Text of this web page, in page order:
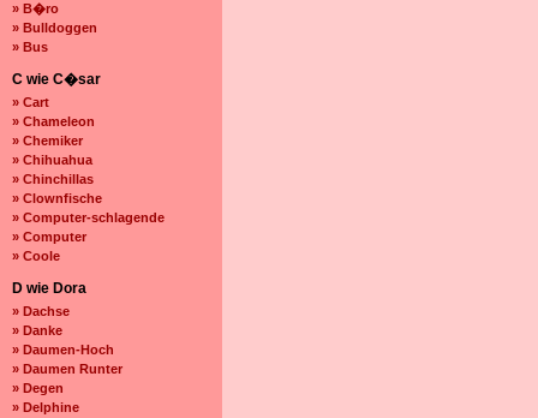
» B�ro
» Bulldoggen
» Bus
C wie C�sar
» Cart
» Chameleon
» Chemiker
» Chihuahua
» Chinchillas
» Clownfische
» Computer-schlagende
» Computer
» Coole
D wie Dora
» Dachse
» Danke
» Daumen-Hoch
» Daumen Runter
» Degen
» Delphine